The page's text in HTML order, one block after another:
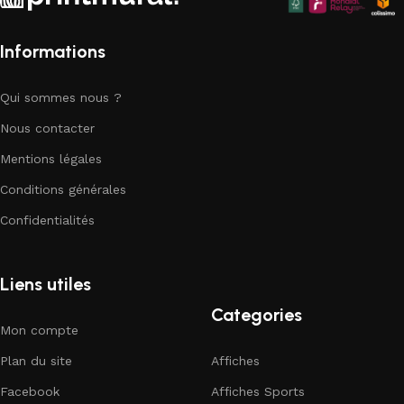
Informations
Qui sommes nous ?
Nous contacter
Mentions légales
Conditions générales
Confidentialités
Liens utiles
Mon compte
Plan du site
Facebook
Categories
Affiches
Affiches Sports